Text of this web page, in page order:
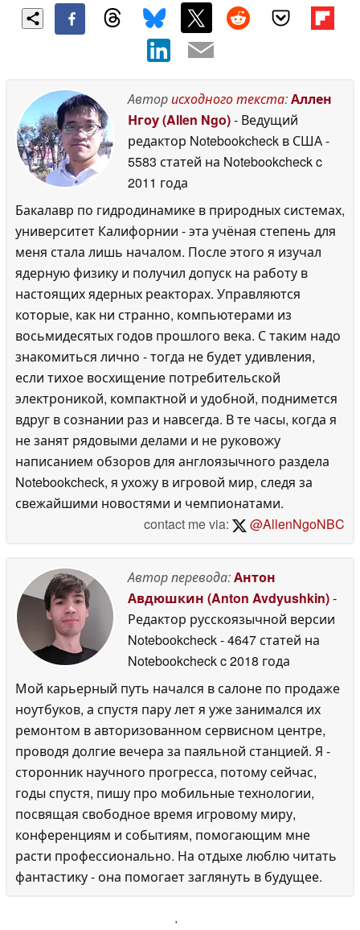
Авторисходного текста:Аллен
Нгоу (Allen Ngo)- Ведущий
редактор Notebookcheck в США-
5583 статей на Notebookcheckc
2011 года
Бакалавр по гидродинамике в природных системах,
университет Калифорнии - эта учёная степень для
меня стала лишь началом. После этого я изучал
ядерную физику и получил допуск на работу в
настоящих ядерных реакторах. Управляются
которые, как ни странно, компьютерами из
восьмидесятых годов прошлого века. С таким надо
знакомиться лично - тогда не будет удивления,
если тихое восхищение потребительской
электроникой, компактной и удобной, поднимется
вдруг в сознании раз и навсегда. В те часы, когда я
не занят рядовыми делами и не руковожу
написанием обзоров для англоязычного раздела
Notebookcheck, я ухожу в игровой мир, следя за
свежайшими новостями и чемпионатами.
contact me via:
@AllenNgoNBC
Автор перевода:Антон
Авдюшкин (Anton Avdyushkin)-
Редактор русскоязычной версии
Notebookcheck- 4647 статей на
Notebookcheckc 2018 года
Мой карьерный путь начался в салоне по продаже
ноутбуков, а спустя пару лет я уже занимался их
ремонтом в авторизованном сервисном центре,
проводя долгие вечера за паяльной станцией. Я -
сторонник научного прогресса, потому сейчас,
годы спустя, пишу про мобильные технологии,
посвящая свободное время игровому миру,
конференциям и событиям, помогающим мне
расти профессионально. На отдыхе люблю читать
фантастику - она помогает заглянуть в будущее.
'